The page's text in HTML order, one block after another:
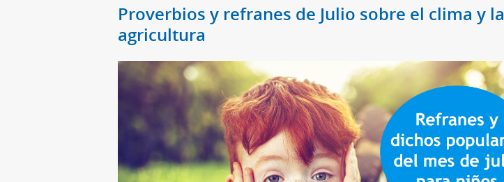
Proverbios y refranes de Julio sobre el clima y la
agricultura